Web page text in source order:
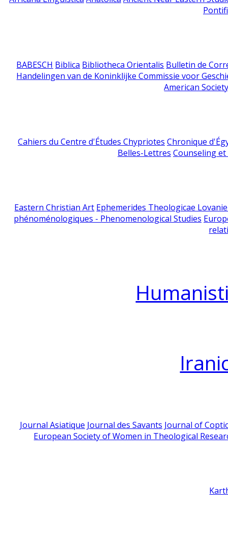
BABESCH Biblica Bibliotheca Orientalis Bulletin de
Handelingen van de Koninklijke Commissie voor
American
Cahiers du Centre d'Études Chypriotes Chronique
Belles-Lettres Counseling
Eastern Christian Art Ephemerides Theologicae
phénoménologiques - Phenomenological Studies
Journal Asiatique Journal des Savants Journal of
European Society of Women in Theological